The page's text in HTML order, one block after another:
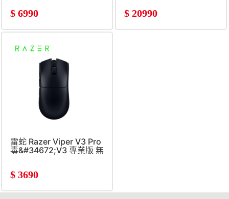
$ 6990 $ 20990
雷蛇 Razer Viper V3 Pro
毒&#34672;V3 專業版 無
線滑鼠(黑色)
$ 3690